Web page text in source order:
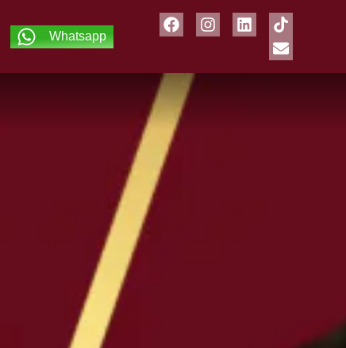
Whatsapp